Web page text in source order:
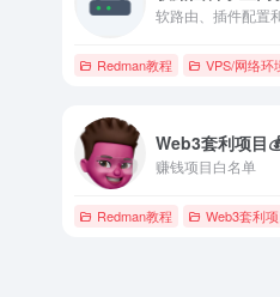
软路由、插件配置
Redman教程 VPS/网络环
Web3套利项目
赚钱项目白名单
Redman教程 Web3套利项